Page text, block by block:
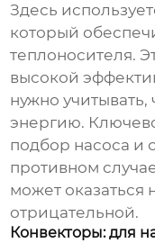
Здесь
который
теплоносителя.
высокой
нужно учитывать,
энергию.
подбор насоса и
противном
может оказаться
отрицательной.
Конвекторы: для